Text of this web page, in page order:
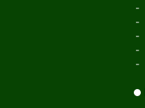
-
-
-
-
-